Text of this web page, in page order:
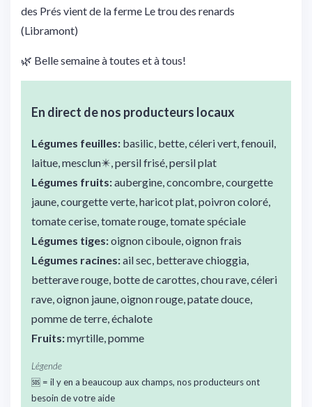
des Prés vient de la ferme Le trou des renards
(Libramont)
🌿 Belle semaine à toutes et à tous!
En direct de nos producteurs locaux
Légumes feuilles: basilic, bette, céleri vert, fenouil,
laitue, mesclun✴️, persil frisé, persil plat
Légumes fruits:aubergine, concombre, courgette
jaune, courgette verte, haricot plat, poivron coloré,
tomate cerise, tomate rouge, tomate spéciale
Légumes tiges:oignon ciboule, oignon frais
Légumes racines:ail sec, betterave chioggia,
betterave rouge, botte de carottes, chou rave, céleri
rave, oignon jaune, oignon rouge, patate douce,
pomme de terre, échalote
Fruits:myrtille, pomme
Légende
🆘 = il y en a beaucoup aux champs, nos producteurs ont
besoin de votre aide